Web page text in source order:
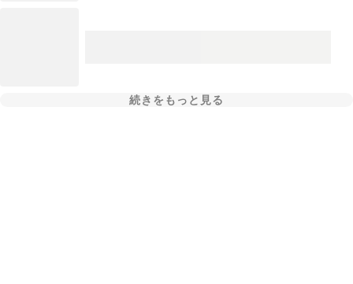
続きをもっと見る